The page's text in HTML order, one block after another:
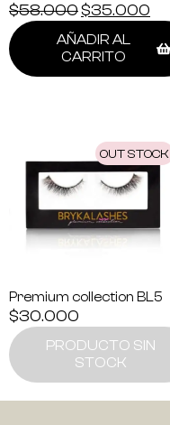
$58.000$35.000
AÑADIR AL
CARRITO
OUT STOCK
Premium collection BL5
$30.000
PRODUCTO SIN
STOCK